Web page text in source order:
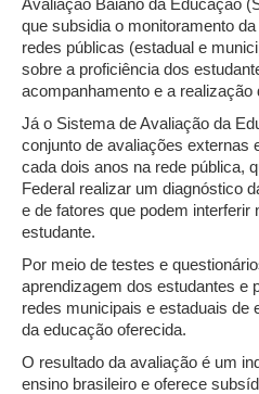
que subsidia o monitoramento
redes públicas (estadual e
sobre a proficiência dos
acompanhamento e a
Já o Sistema de Avaliação da
conjunto de avaliações externas
cada dois anos na rede pública,
Federal realizar um diagnóstico
e de fatores que podem interferir
estudante.
Por meio de testes e
aprendizagem dos estudantes e
redes municipais e estaduais de
da educação oferecida.
O resultado da avaliação é um
ensino brasileiro e oferece